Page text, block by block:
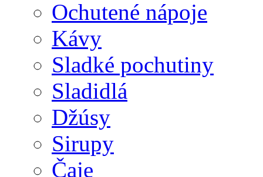
Ochutené nápoje
Kávy
Sladké pochutiny
Sladidlá
Džúsy
Sirupy
Čaje